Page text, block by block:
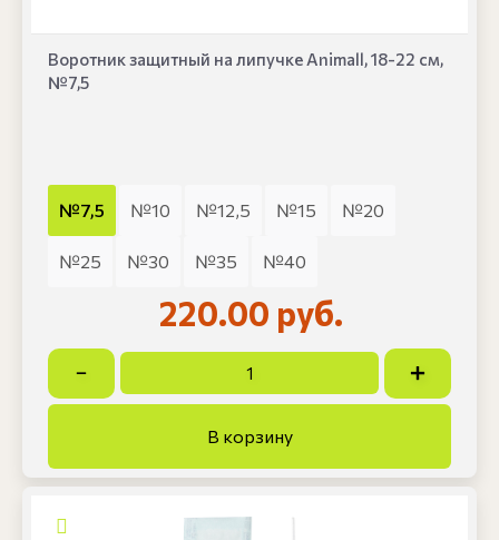
Воротник защитный на липучке Animall, 18-22 см,
№7,5
№7,5 №10 №12,5 №15 №20
№25 №30 №35 №40
220.00 руб.